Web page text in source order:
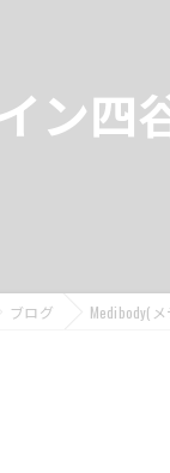
体験
ン四
ブログ Medibody(